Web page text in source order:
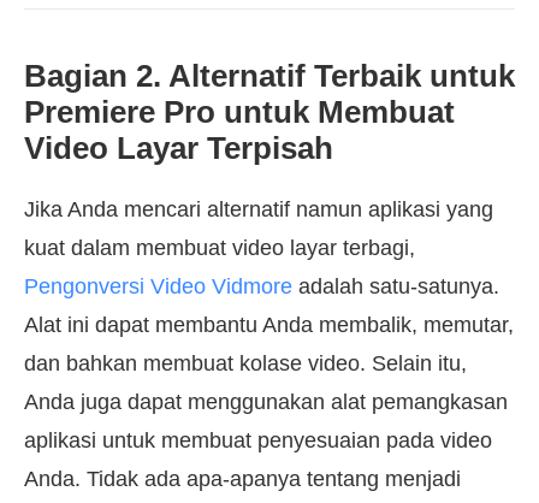
Bagian 2. Alternatif Terbaik untuk
Premiere Pro untuk Membuat
Video Layar Terpisah
Jika Anda mencari alternatif namun aplikasi yang
kuat dalam membuat video layar terbagi,
Pengonversi Video Vidmore adalah satu-satunya.
Alat ini dapat membantu Anda membalik, memutar,
dan bahkan membuat kolase video. Selain itu,
Anda juga dapat menggunakan alat pemangkasan
aplikasi untuk membuat penyesuaian pada video
Anda. Tidak ada apa-apanya tentang menjadi